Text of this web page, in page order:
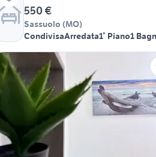
550 €
Sassuolo (MO)
CondivisaArredata1° Piano1